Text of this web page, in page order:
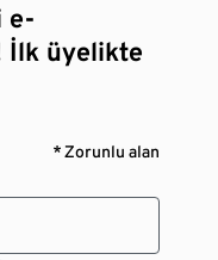
e-
İlk üyelikte
* Zorunlu alan